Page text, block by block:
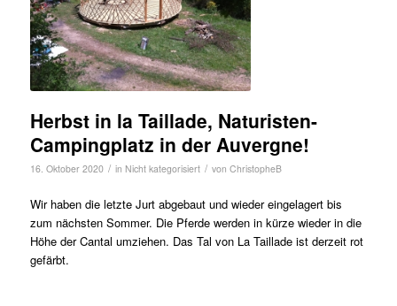
Herbst in la Taillade, Naturisten-
Campingplatz in der Auvergne!
16. Oktober 2020 / in Nicht kategorisiert / von ChristopheB
Wir haben die letzte Jurt abgebaut und wieder eingelagert bis
zum nächsten Sommer. Die Pferde werden in kürze wieder in die
Höhe der Cantal umziehen. Das Tal von La Taillade ist derzeit rot
gefärbt.